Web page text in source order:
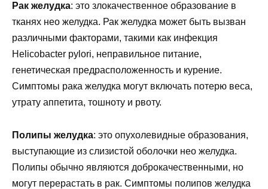
Рак желудка: это злокачественное образование в
тканях нео желудка. Рак желудка может быть вызван
различными факторами, такими как инфекция
Helicobacter pylori, неправильное питание,
генетическая предрасположенность и курение.
Симптомы рака желудка могут включать потерю веса,
утрату аппетита, тошноту и рвоту.
Полипы желудка: это опухолевидные образования,
выступающие из слизистой оболочки нео желудка.
Полипы обычно являются доброкачественными, но
могут перерастать в рак. Симптомы полипов желудка